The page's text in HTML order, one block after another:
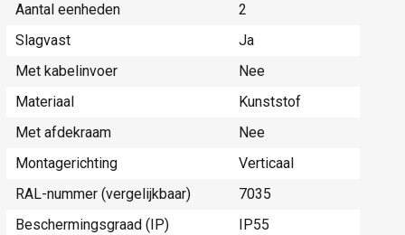
Aantal eenheden
2
Slagvast
Ja
Met kabelinvoer
Nee
Materiaal
Kunststof
Met afdekraam
Nee
Montagerichting
Verticaal
RAL-nummer (vergelijkbaar)
7035
Beschermingsgraad (IP)
IP55